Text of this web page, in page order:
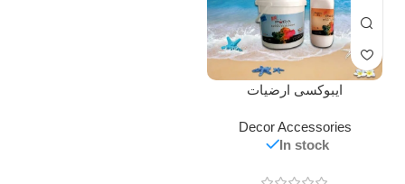
ايبوكسى ارضيات
Decor Accessories
In stock